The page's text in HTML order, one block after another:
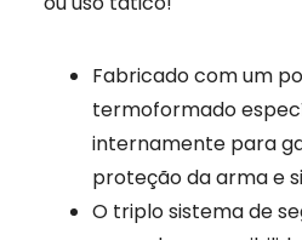
Fabricado com um
termoformado
internamente para
proteção da arma e
O triplo sistema de